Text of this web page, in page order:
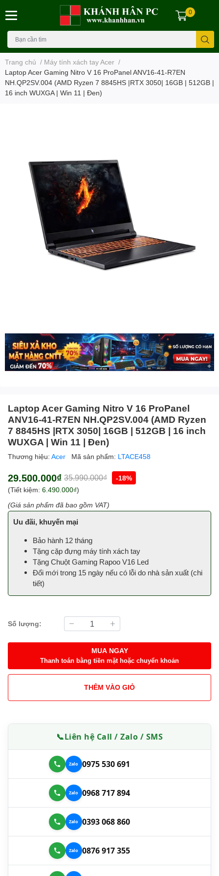
0
Trang chủ / Máy tính xách tay Acer /
Laptop Acer Gaming Nitro V 16 ProPanel ANV16-41-R7EN
NH.QP2SV.004 (AMD Ryzen 7 8845HS |RTX 3050| 16GB | 512GB |
16 inch WUXGA | Win 11 | Đen)
Laptop Acer Gaming Nitro V 16 ProPanel
ANV16-41-R7EN NH.QP2SV.004 (AMD Ryzen
7 8845HS |RTX 3050| 16GB | 512GB | 16 inch
WUXGA | Win 11 | Đen)
Thương hiệu: Acer Mã sản phẩm: LTACE458
29.500.000₫ 35.990.000₫
-18%
(Tiết kiệm: 6.490.000₫)
(Giá sản phẩm đã bao gồm VAT)
Uu đãi, khuyến mại
Bảo hành 12 tháng
Tặng cặp đựng máy tính xách tay
Tặng Chuột Gaming Rapoo V16 Led
Đổi mới trong 15 ngày nếu có lỗi do nhà sản xuất (chi
tiết)
Số lượng:
MUA NGAY
Thanh toán bằng tiền mặt hoặc chuyển khoản
THÊM VÀO GIỎ
📞Liên hệ Call / Zalo / SMS
0975 530 691
0968 717 894
0393 068 860
0876 917 355